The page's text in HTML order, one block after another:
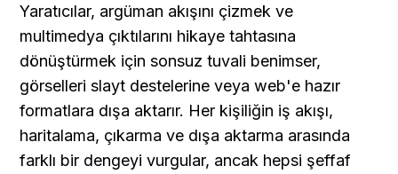
Yaratıcılar, argüman akışını çizmek ve
multimedya çıktılarını hikaye tahtasına
dönüştürmek için sonsuz tuvali benimser,
görselleri slayt destelerine veya web'e hazır
formatlara dışa aktarır. Her kişiliğin iş akışı,
haritalama, çıkarma ve dışa aktarma arasında
farklı bir dengeyi vurgular, ancak hepsi şeffaf